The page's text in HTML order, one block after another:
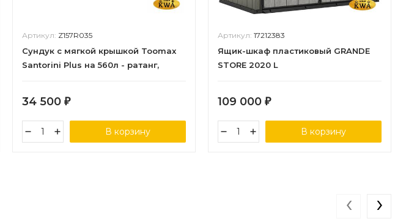
Артикул: Z157R035
Сундук с мягкой крышкой Toomax
Santorini Plus на 560л - ратанг,
34 500 ₽
В корзину
Артикул: 17212383
Ящик-шкаф пластиковый GRANDE
STORE 2020 L
109 000 ₽
В корзину
‹ ›